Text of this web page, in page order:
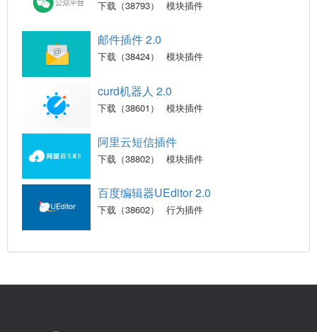
下载（38793） 模块插件
邮件插件 2.0
下载（38424） 模块插件
curd机器人 2.0
下载（38601） 模块插件
阿里云短信插件
下载（38802） 模块插件
百度编辑器UEditor 2.0
下载（38602） 行为插件